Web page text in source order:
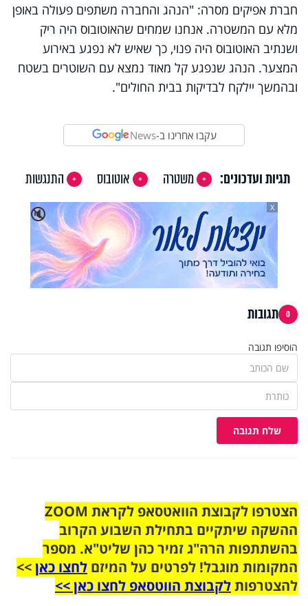
חברת אפיקים מסרה: "הנהג והחברה משתפים פעולה באופן
מלא עם המשטרה. אנחנו שמחים שהאוטובוס היה ריק
ושנתיב האוטובוס היה פנוי, כך שאיש לא נפגע באירוע
המצער. הנהג שנפגע קל מאוד נמצא עם השוטרים בשטח
ובהמשך יילקח לבדיקות בבית החולים".
עקבו אחרינו ב-News
תגיות ועדכונים: משטרה אוטובוס
התנגשות
🔇
X
0 תגובות
הוסיפו תגובה
שלח תגובה
הצטרפו לקבוצת הוואטסאפ לקראת ZOOM
ההשקה שיתקיים בתחילת השבוע הקרוב
בהשתתפות הרה"ג זמיר כהן שליט"א. מספר
המקומות מוגבל! לפרטים על המיזם לחצו כאן>>
להצטרפותלקבוצת הווטסאפ לחצו כאן >>